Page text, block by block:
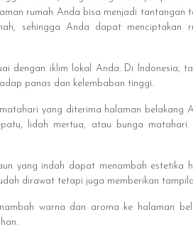
rumah Anda bisa menjadi tantangan
sehingga Anda dapat menciptakan
dengan iklim lokal Anda. Di Indonesia,
panas dan kelembaban tinggi.
yang diterima halaman belakang
lidah mertua, atau bunga
yang indah dapat menambah estetika
dirawat tetapi juga memberikan
warna dan aroma ke halaman